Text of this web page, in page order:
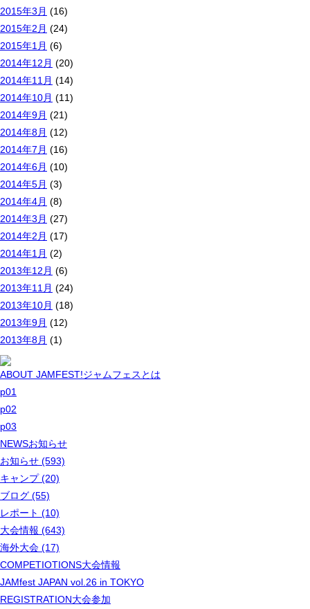
2015年3月 (16)
2015年2月 (24)
2015年1月 (6)
2014年12月 (20)
2014年11月 (14)
2014年10月 (11)
2014年9月 (21)
2014年8月 (12)
2014年7月 (16)
2014年6月 (10)
2014年5月 (3)
2014年4月 (8)
2014年3月 (27)
2014年2月 (17)
2014年1月 (2)
2013年12月 (6)
2013年11月 (24)
2013年10月 (18)
2013年9月 (12)
2013年8月 (1)
ABOUT JAMFEST!ジャムフェスとは
p01
p02
p03
NEWSお知らせ
お知らせ (593)
キャンプ (20)
ブログ (55)
レポート (10)
大会情報 (643)
海外大会 (17)
COMPETIOTIONS大会情報
JAMfest JAPAN vol.26 in TOKYO
REGISTRATION大会参加